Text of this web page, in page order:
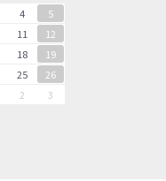
4
5
11
12
18
19
25
26
2 3